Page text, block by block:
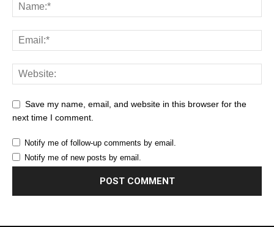
Save my name, email, and website in this browser for the
next time I comment.
Notify me of follow-up comments by email.
Notify me of new posts by email.